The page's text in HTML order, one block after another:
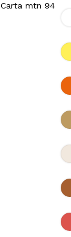
Carta mtn 94